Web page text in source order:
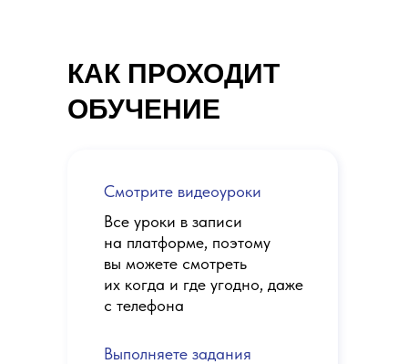
КАК ПРОХОДИТ
ОБУЧЕНИЕ
Выполняете задания
Смотрите видеоуроки
Все уроки в записи
на платформе, поэтому
вы можете смотреть
их когда и где угодно, даже
с телефона